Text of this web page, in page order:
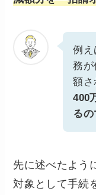
例え
務が
額さ
400
るの
先に述べたよう
対象として手続